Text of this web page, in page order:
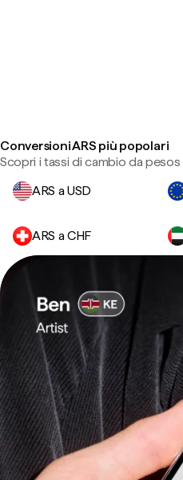
Conversioni ARS più popolari
Scopri i tassi di cambio da
ARS a USD
ARS a CHF